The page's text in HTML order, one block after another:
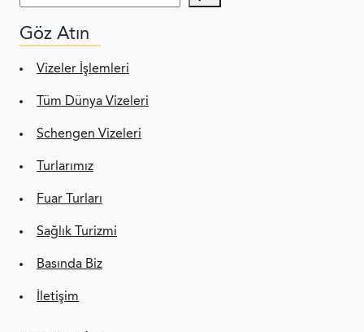
Göz Atın
Vizeler İşlemleri
Tüm Dünya Vizeleri
Schengen Vizeleri
Turlarımız
Fuar Turları
Sağlık Turizmi
Basında Biz
İletişim